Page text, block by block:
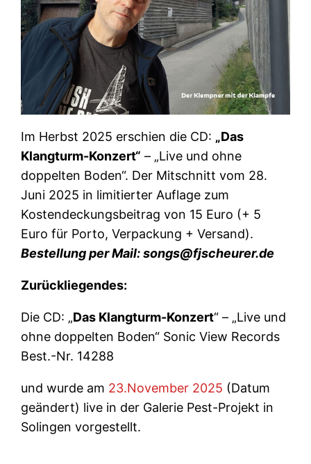
Im Herbst 2025 erschien die CD: „Das
Klangturm-Konzert“ – „Live und ohne
doppelten Boden“. Der Mitschnitt vom 28.
Juni 2025 in limitierter Auflage zum
Kostendeckungsbeitrag von 15 Euro (+ 5
Euro für Porto, Verpackung + Versand).
Bestellung per Mail: songs@fjscheurer.de
Zurückliegendes:
Die CD: „Das Klangturm-Konzert“ – „Live und
ohne doppelten Boden“ Sonic View Records
Best.-Nr. 14288
und wurde am 23.November 2025 (Datum
geändert) live in der Galerie Pest-Projekt in
Solingen vorgestellt.